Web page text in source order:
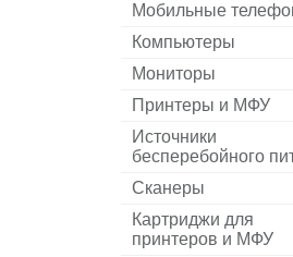
Мобильные
Компьютеры
Мониторы
Принтеры и МФУ
Источники
бесперебойного
Сканеры
Картриджи для
принтеров и МФУ